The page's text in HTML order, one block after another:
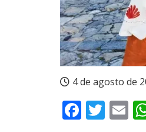
4 de agosto de